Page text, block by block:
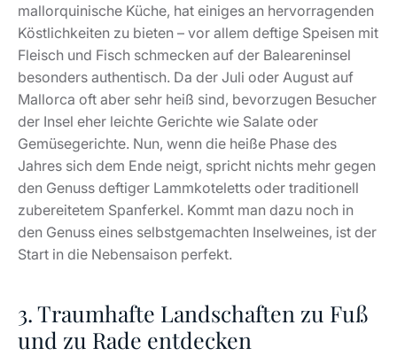
mallorquinische Küche, hat einiges an hervorragenden
Köstlichkeiten zu bieten – vor allem deftige Speisen mit
Fleisch und Fisch schmecken auf der Baleareninsel
besonders authentisch. Da der Juli oder August auf
Mallorca oft aber sehr heiß sind, bevorzugen Besucher
der Insel eher leichte Gerichte wie Salate oder
Gemüsegerichte. Nun, wenn die heiße Phase des
Jahres sich dem Ende neigt, spricht nichts mehr gegen
den Genuss deftiger Lammkoteletts oder traditionell
zubereitetem Spanferkel. Kommt man dazu noch in
den Genuss eines selbstgemachten Inselweines, ist der
Start in die Nebensaison perfekt.
3. Traumhafte Landschaften zu Fuß
und zu Rade entdecken